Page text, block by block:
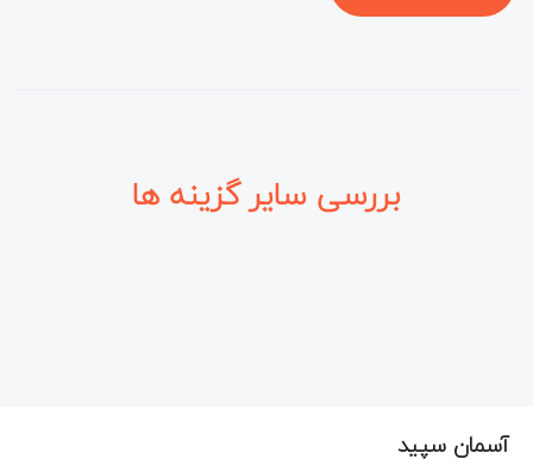
بررسی سایر گزینه ها
آسمان سپید